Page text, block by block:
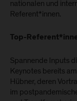
nationalen und
Referent*innen.
Top-
Spannende Inputs
Keynotes bereits
Hübner, deren
im